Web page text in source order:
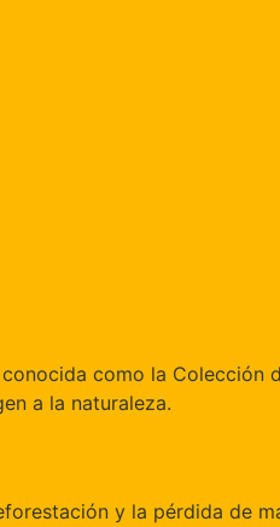
como la Colección
a la naturaleza.
y la pérdida de